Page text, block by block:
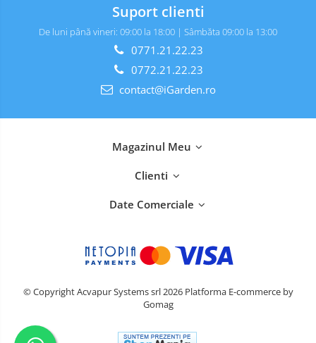
Suport clienti
De luni până vineri: 09:00 la 18:00 | Sâmbăta 09:00 la 13:00
0771.21.22.23
0772.21.22.23
contact@iGarden.ro
Magazinul Meu
Clienti
Date Comerciale
© Copyright Acvapur Systems srl 2026 Platforma E-commerce by
Gomag